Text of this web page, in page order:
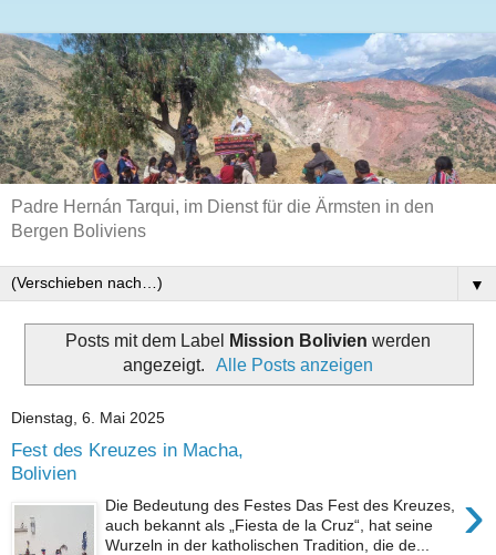
Padre Hernán Tarqui, im Dienst für die Ärmsten in den
Bergen Boliviens
▼
Posts mit dem Label Mission Bolivien werden
angezeigt.
Alle Posts anzeigen
Dienstag, 6. Mai 2025
Fest des Kreuzes in Macha,
Bolivien
›
Die Bedeutung des Festes Das Fest des Kreuzes,
auch bekannt als „Fiesta de la Cruz“, hat seine
Wurzeln in der katholischen Tradition, die de...